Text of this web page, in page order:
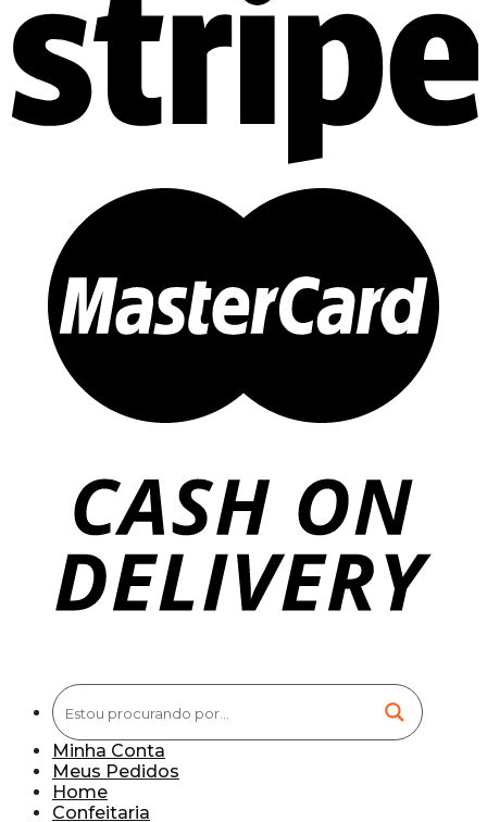
Minha Conta
Meus Pedidos
Home
Confeitaria